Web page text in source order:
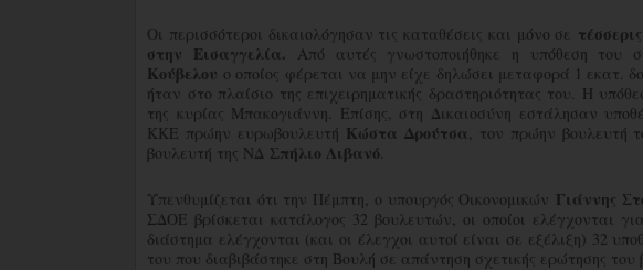
Οι περισσότεροι δικαιολόγησαν τις καταθέσεις και μόνο σε
στην Εισαγγελία. Από αυτές γνωστοποιήθηκε η υπόθεση του
Κούβελου ο οποίος φέρεται να μην είχε δηλώσει μεταφορά 1 εκατ.
ήταν στο πλαίσιο της επιχειρηματικής δραστηριότητας του. Η
της κυρίας Μπακογιάννη. Επίσης, στη Δικαιοσύνη εστάλησαν
ΚΚΕ πρώην ευρωβουλευτή Κώστα Δρούτσα, τον πρώην βουλευτή
βουλευτή της ΝΔ Σπήλιο Λιβανό.
Υπενθυμίζεται ότι την Πέμπτη, ο υπουργός Οικονομικών Γιάννης
ΣΔΟΕ βρίσκεται κατάλογος 32 βουλευτών, οι οποίοι ελέγχονται
διάστημα ελέγχονται (και οι έλεγχοι αυτοί είναι σε εξέλιξη) 32
του που διαβιβάστηκε στη Βουλή σε απάντηση σχετικής ερώτησης